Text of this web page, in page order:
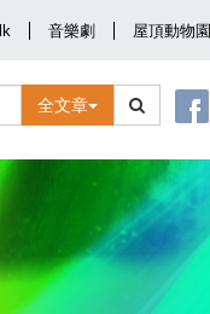
音樂劇 屋頂動物園
全文章